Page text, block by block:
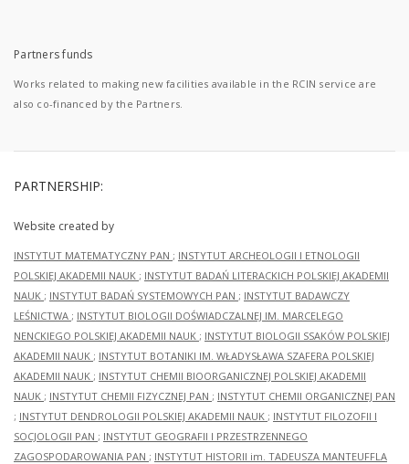
Partners funds
Works related to making new facilities available in the RCIN service are
also co-financed by the Partners.
PARTNERSHIP:
Website created by
INSTYTUT MATEMATYCZNY PAN ; INSTYTUT ARCHEOLOGII I ETNOLOGII
POLSKIEJ AKADEMII NAUK ; INSTYTUT BADAŃ LITERACKICH POLSKIEJ AKADEMII
NAUK ; INSTYTUT BADAŃ SYSTEMOWYCH PAN ; INSTYTUT BADAWCZY
LEŚNICTWA ; INSTYTUT BIOLOGII DOŚWIADCZALNEJ IM. MARCELEGO
NENCKIEGO POLSKIEJ AKADEMII NAUK ; INSTYTUT BIOLOGII SSAKÓW POLSKIEJ
AKADEMII NAUK ; INSTYTUT BOTANIKI IM. WŁADYSŁAWA SZAFERA POLSKIEJ
AKADEMII NAUK ; INSTYTUT CHEMII BIOORGANICZNEJ POLSKIEJ AKADEMII
NAUK ; INSTYTUT CHEMII FIZYCZNEJ PAN ; INSTYTUT CHEMII ORGANICZNEJ PAN
; INSTYTUT DENDROLOGII POLSKIEJ AKADEMII NAUK ; INSTYTUT FILOZOFII I
SOCJOLOGII PAN ; INSTYTUT GEOGRAFII I PRZESTRZENNEGO
ZAGOSPODAROWANIA PAN ; INSTYTUT HISTORII im. TADEUSZA MANTEUFFLA